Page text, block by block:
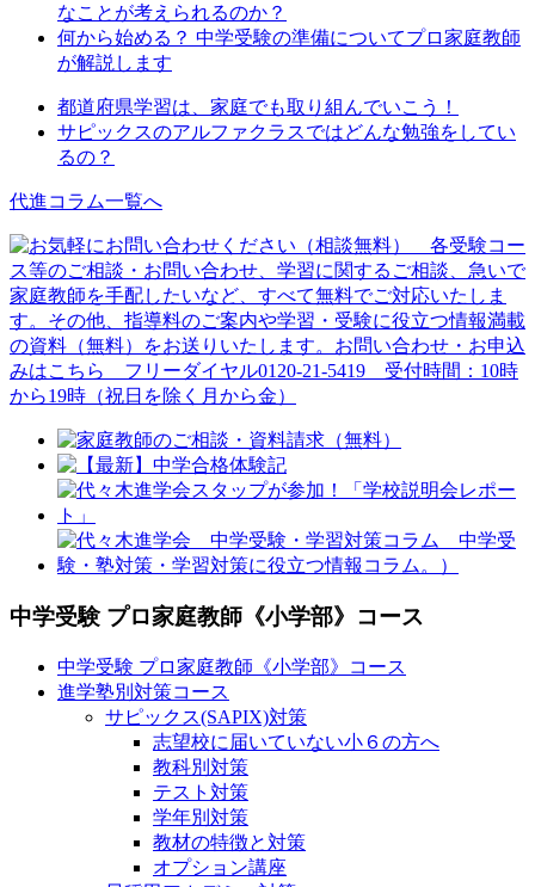
なことが考えられるのか？
何から始める？ 中学受験の準備についてプロ家庭教師
が解説します
都道府県学習は、家庭でも取り組んでいこう！
サピックスのアルファクラスではどんな勉強をしてい
るの？
代進コラム一覧へ
中学受験 プロ家庭教師《小学部》 コース
中学受験 プロ家庭教師《小学部》
コース
進学塾別対策コース
サピックス(SAPIX)対策
志望校に届いていない小６の方へ
教科別対策
テスト対策
学年別対策
教材の特徴と対策
オプション講座